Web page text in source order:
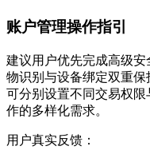
账户管理操作指引
建议用户优先完成高级
物识别与设备绑定双重保
可分别设置不同交易权
作的多样化需求。
用户真实反馈：